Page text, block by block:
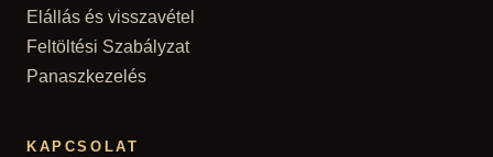
Elállás és visszavétel
Feltöltési Szabályzat
Panaszkezelés
KAPCSOLAT